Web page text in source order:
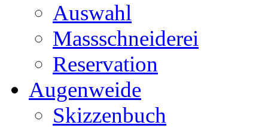
Auswahl
Massschneiderei
Reservation
Augenweide
Skizzenbuch